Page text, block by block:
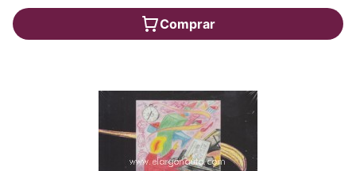
Comprar